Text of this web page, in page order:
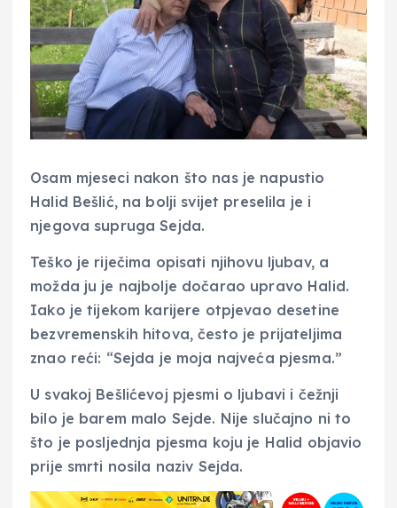
Osam mjeseci nakon što nas je napustio
Halid Bešlić, na bolji svijet preselila je i
njegova supruga Sejda.
Teško je riječima opisati njihovu ljubav, a
možda ju je najbolje dočarao upravo Halid.
Iako je tijekom karijere otpjevao desetine
bezvremenskih hitova, često je prijateljima
znao reći: “Sejda je moja najveća pjesma.”
U svakoj Bešlićevoj pjesmi o ljubavi i čežnji
bilo je barem malo Sejde. Nije slučajno ni to
što je posljednja pjesma koju je Halid objavio
prije smrti nosila naziv Sejda.